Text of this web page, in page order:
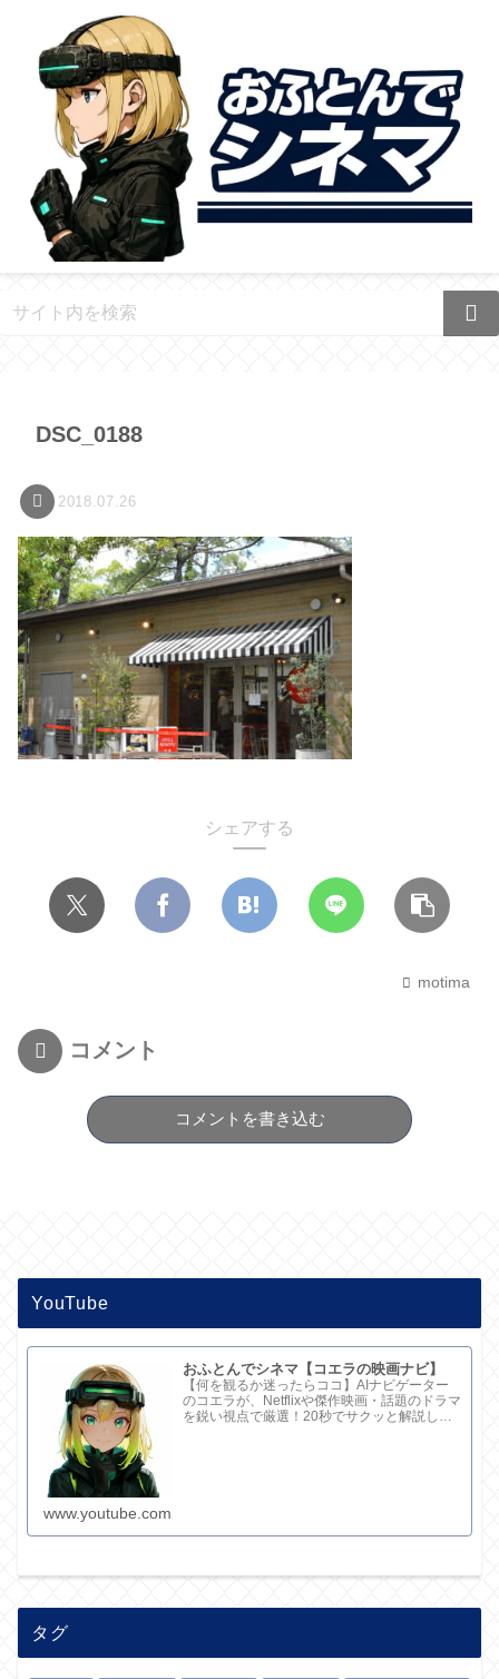
DSC_0188
2018.07.26
シェアする
motima
コメント
コメントを書き込む
YouTube
おふとんでシネマ【コエラの映画ナビ】
【何を観るか迷ったらココ】AIナビゲーター
のコエラが、Netflixや傑作映画・話題のドラマ
を鋭い視点で厳選！20秒でサクッと解説して
www.youtube.com
タグ